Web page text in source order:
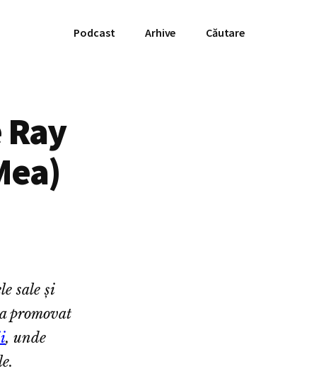
Podcast Arhive Căutare
sale și
promovat
, unde